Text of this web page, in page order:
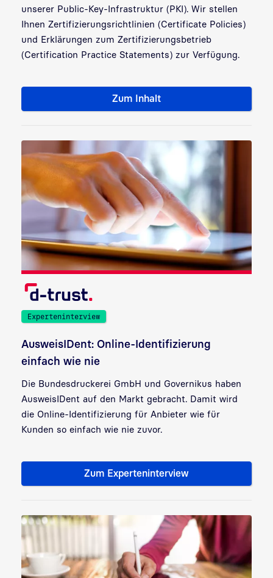
unserer Public-Key-Infrastruktur (PKI). Wir stellen
Ihnen Zertifizierungsrichtlinien (Certificate Policies)
und Erklärungen zum Zertifizierungsbetrieb
(Certification Practice Statements) zur Verfügung.
Zum InhaltRepository-Archiv
Experteninterview
AusweisIDent: Online-Identifizierung
einfach wie nie
Die Bundesdruckerei GmbH und Governikus haben
AusweisIDent auf den Markt gebracht. Damit wird
die Online-Identifizierung für Anbieter wie für
Kunden so einfach wie nie zuvor.
Zum Experteninterview
AusweisIDent: Online-